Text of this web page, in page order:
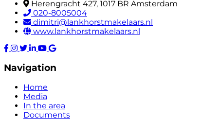
Herengracht 427, 1017 BR Amsterdam
020-8005004
dimitri@lankhorstmakelaars.nl
www.lankhorstmakelaars.nl
Navigation
Home
Media
In the area
Documents